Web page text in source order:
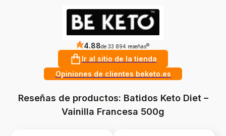
4.88de 33 894 reseñas ?
Ir al sitio de la tienda
Opiniones de clientes beketo.es
Reseñas de productos: Batidos Keto Diet –
Vainilla Francesa 500g